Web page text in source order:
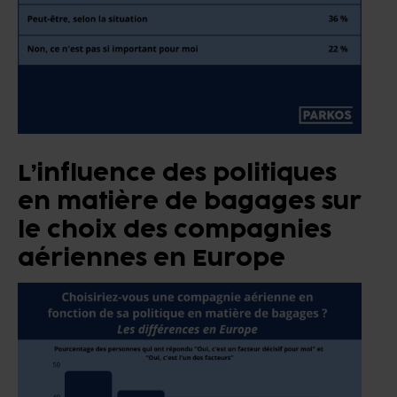
L’influence des politiques
en matière de bagages sur
le choix des compagnies
aériennes en Europe